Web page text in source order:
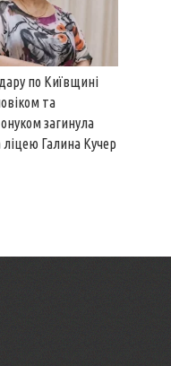
по Київщині
та
загинула
Галина Кучер